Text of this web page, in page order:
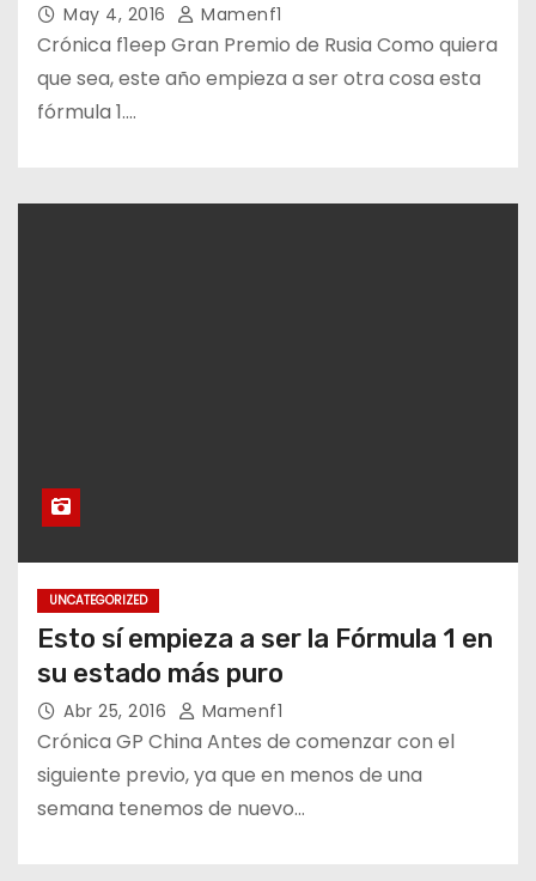
May 4, 2016 Mamenf1
Crónica f1eep Gran Premio de Rusia Como quiera
que sea, este año empieza a ser otra cosa esta
fórmula 1.…
UNCATEGORIZED
Esto sí empieza a ser la Fórmula 1 en
su estado más puro
Abr 25, 2016 Mamenf1
Crónica GP China Antes de comenzar con el
siguiente previo, ya que en menos de una
semana tenemos de nuevo…